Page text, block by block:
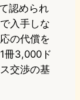
認められ
入手しな
の代償を
冊3,000ド
交渉の基